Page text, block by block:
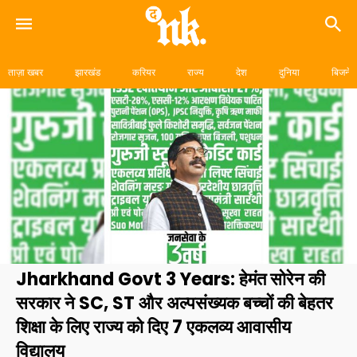
ताज़ा खबर झारखंड करियर राज्य देश दुनिया बिजनेस
Jharkhand Govt 3 Years: हेमंत सोरेन की
सरकार ने SC, ST और अल्पसंख्यक बच्चों की बेहतर
शिक्षा के लिए राज्य को दिए 7 एकलव्य आवासीय
विद्यालय